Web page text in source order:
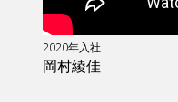
2020年入社
岡村綾佳